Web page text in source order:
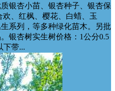
银杏小苗、银杏种子、银杏保
、红枫、樱花、白蜡、玉
系列，等多种绿化苗木。另批
银杏树实生树价格：1公分0.5
下带...